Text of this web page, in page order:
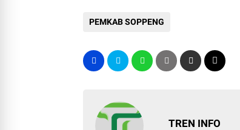
PEMKAB SOPPENG
TREN INFO